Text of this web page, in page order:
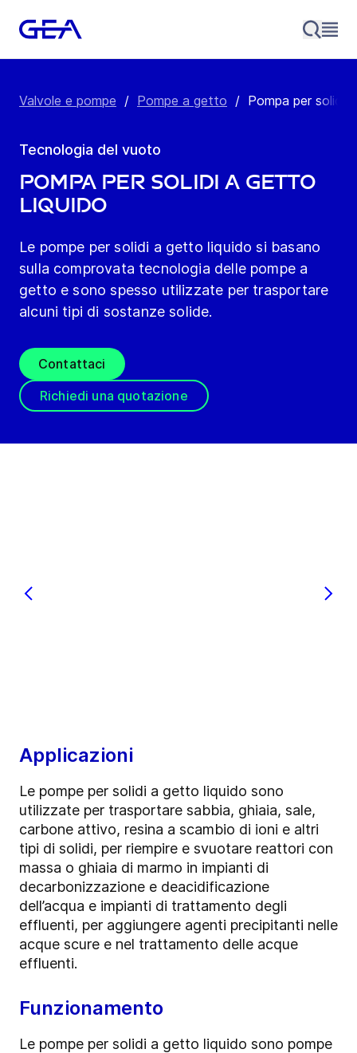
Valvole e pompe / Pompe a getto / Pompa per solidi
Tecnologia del vuoto
Pompa per solidi a getto
liquido
Le pompe per solidi a getto liquido si basano
sulla comprovata tecnologia delle pompe a
getto e sono spesso utilizzate per trasportare
alcuni tipi di sostanze solide.
Contattaci
Richiedi una quotazione
Applicazioni
Le pompe per solidi a getto liquido sono
utilizzate per trasportare sabbia, ghiaia, sale,
carbone attivo, resina a scambio di ioni e altri
tipi di solidi, per riempire e svuotare reattori con
massa o ghiaia di marmo in impianti di
decarbonizzazione e deacidificazione
dell’acqua e impianti di trattamento degli
effluenti, per aggiungere agenti precipitanti nelle
acque scure e nel trattamento delle acque
effluenti.
Funzionamento
Le pompe per solidi a getto liquido sono pompe